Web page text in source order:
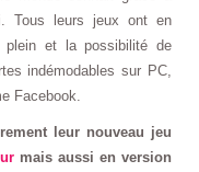
Tous leurs jeux ont en
plein et la possibilité de
indémodables sur PC,
Facebook.
leur nouveau jeu
mais aussi en version